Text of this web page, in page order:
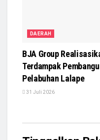
DAERAH
BJA Group
Terdampak
Pelabuhan Lalape
31 Juli 2026